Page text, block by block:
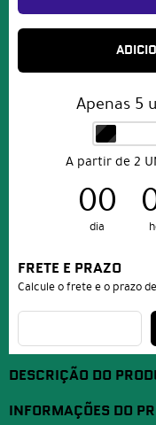
Apenas 5
A partir de 2
00
dia
FRETE E PRAZO
Calcule o frete e o prazo
DESCRIÇÃO DO
INFORMAÇÕES DO